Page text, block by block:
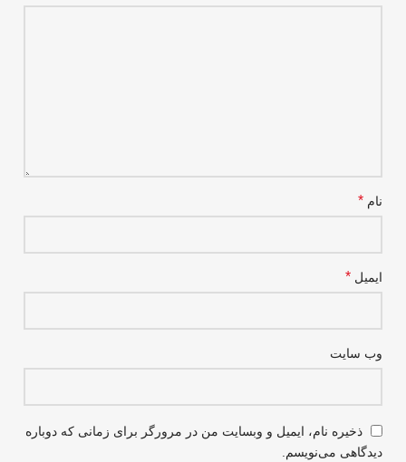
نام *
ایمیل *
وب‌ سایت
ذخیره نام، ایمیل و وبسایت من در مرورگر برای زمانی که دوباره
دیدگاهی می‌نویسم.